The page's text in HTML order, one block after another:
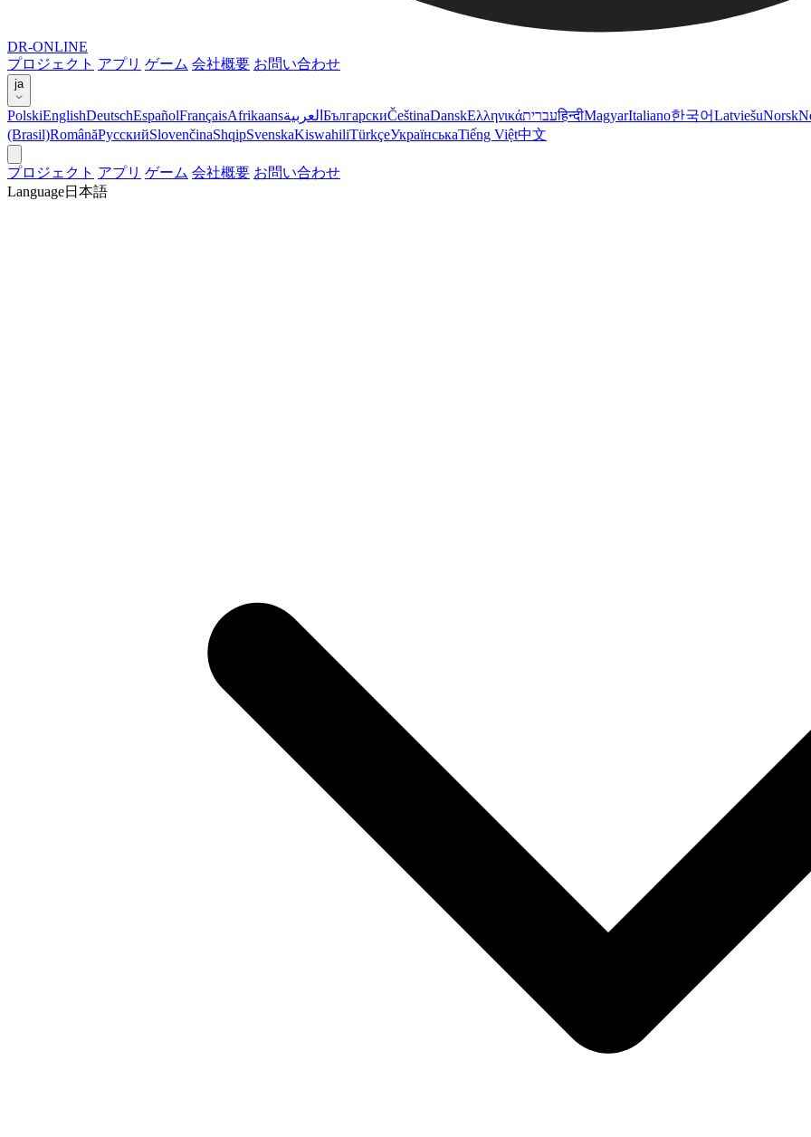
DR-ONLINE
プロジェクト アプリ ゲーム 会社概要 お問い合わせ
ja
PolskiEnglishDeutschEspañolFrançaisAfrikaansالعربية БългарскиČeštinaDanskΕλληνικάעבריתहिन्दीMagyarItaliano한국어LatviešuNorsk
(Brasil)RomânăРусскийSlovenčinaShqipSvenskaKiswahiliTürkçeУкраїнськаTiếng Việt中文
プロジェクト アプリ ゲーム 会社概要 お問い合わせ
Language日本語